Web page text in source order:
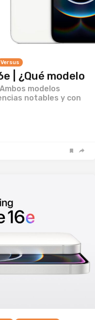
Versus
| ¿Qué modelo
Ambos modelos
notables y con